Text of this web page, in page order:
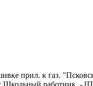
прил. к газ.
Школьный работник. -